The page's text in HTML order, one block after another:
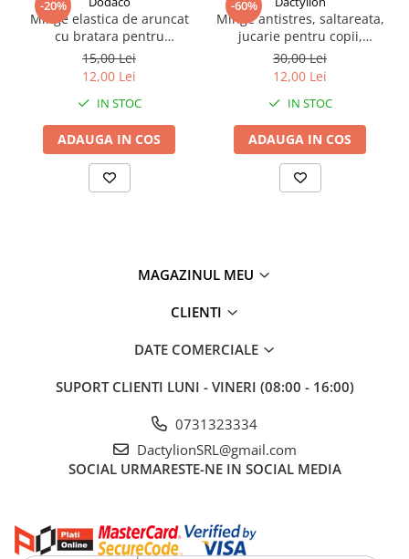
Bratara pentru fixare la incheietura
Previne pierderea mingii
Stimuleaza atentia si concentrarea
Usor de transportat
Potrivita pentru interior si exterior
Rezistenta la utilizari repetate
Potrivita pentru copii si adulti
-20%
Minge elastica de aruncat
cu bratara pentru
incheietura, antistres,
antrenament coordonare si
reflexe, model alb negru, 66
mm
15,00 Lei
12,00 Lei
IN STOC
ADAUGA IN COS
-60%
Minge antistres, saltareata,
jucarie pentru copii,
poliuretan, diametru 6.6
cm, elastica, rezistenta,
verde
30,00 Lei
12,00 Lei
IN STOC
ADAUGA IN COS
MAGAZINUL MEU
CLIENTI
DATE COMERCIALE
SUPORT CLIENTI LUNI - VINERI (08:00 - 16:00)
0731323334
DactylionSRL@gmail.com
SOCIAL URMARESTE-NE IN SOCIAL MEDIA